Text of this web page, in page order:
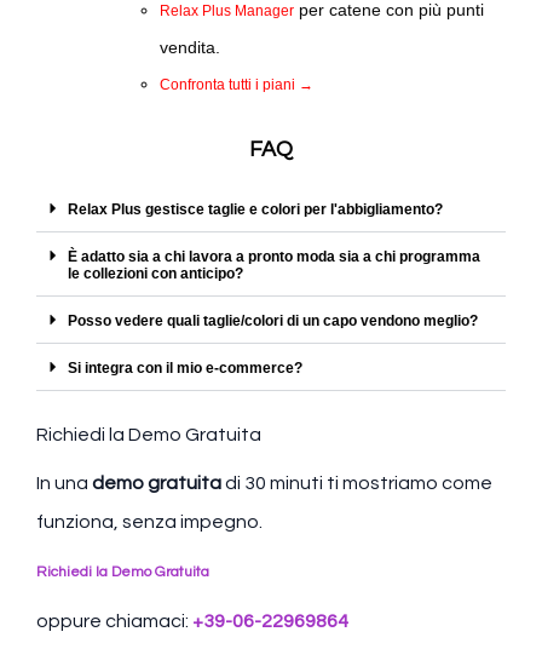
Relax Plus Manager per catene con più punti
vendita.
Confronta tutti i piani →
FAQ
Relax Plus gestisce taglie e colori per l'abbigliamento?
È adatto sia a chi lavora a pronto moda sia a chi programma
le collezioni con anticipo?
Posso vedere quali taglie/colori di un capo vendono meglio?
Si integra con il mio e-commerce?
Richiedi la Demo Gratuita
In una demo gratuitadi 30 minuti ti mostriamo come
funziona, senza impegno.
Richiedi la Demo Gratuita
oppure chiamaci: +39-06-22969864